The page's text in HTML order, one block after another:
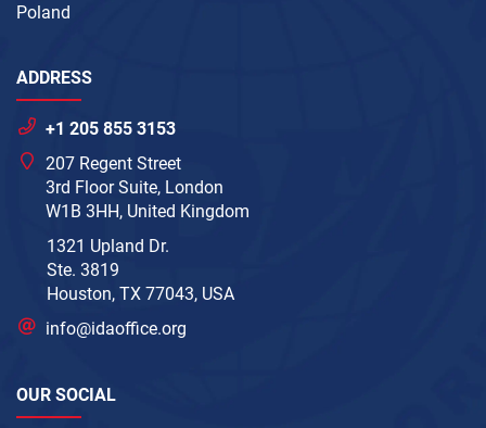
Poland
ADDRESS
+1 205 855 3153
207 Regent Street
3rd Floor Suite, London
W1B 3HH, United Kingdom
1321 Upland Dr.
Ste. 3819
Houston, TX 77043, USA
info@idaoffice.org
OUR SOCIAL